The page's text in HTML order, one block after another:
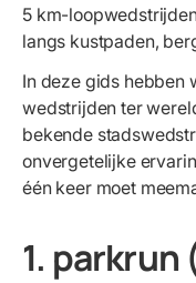
5 km-
langs kustpaden,
In deze gids hebben
wedstrijden ter
bekende
onvergetelijke
één keer moet
1.